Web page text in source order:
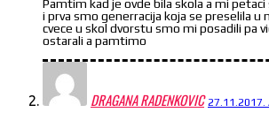
Pamtim kad je ovde bila skola a mi petaci
i prva smo generracija koja se preselila u
cvece u skol dvorstu smo mi posadili pa
ostarali a pamtimo
DRAGANA RADENKOVIC 27.11.2017.